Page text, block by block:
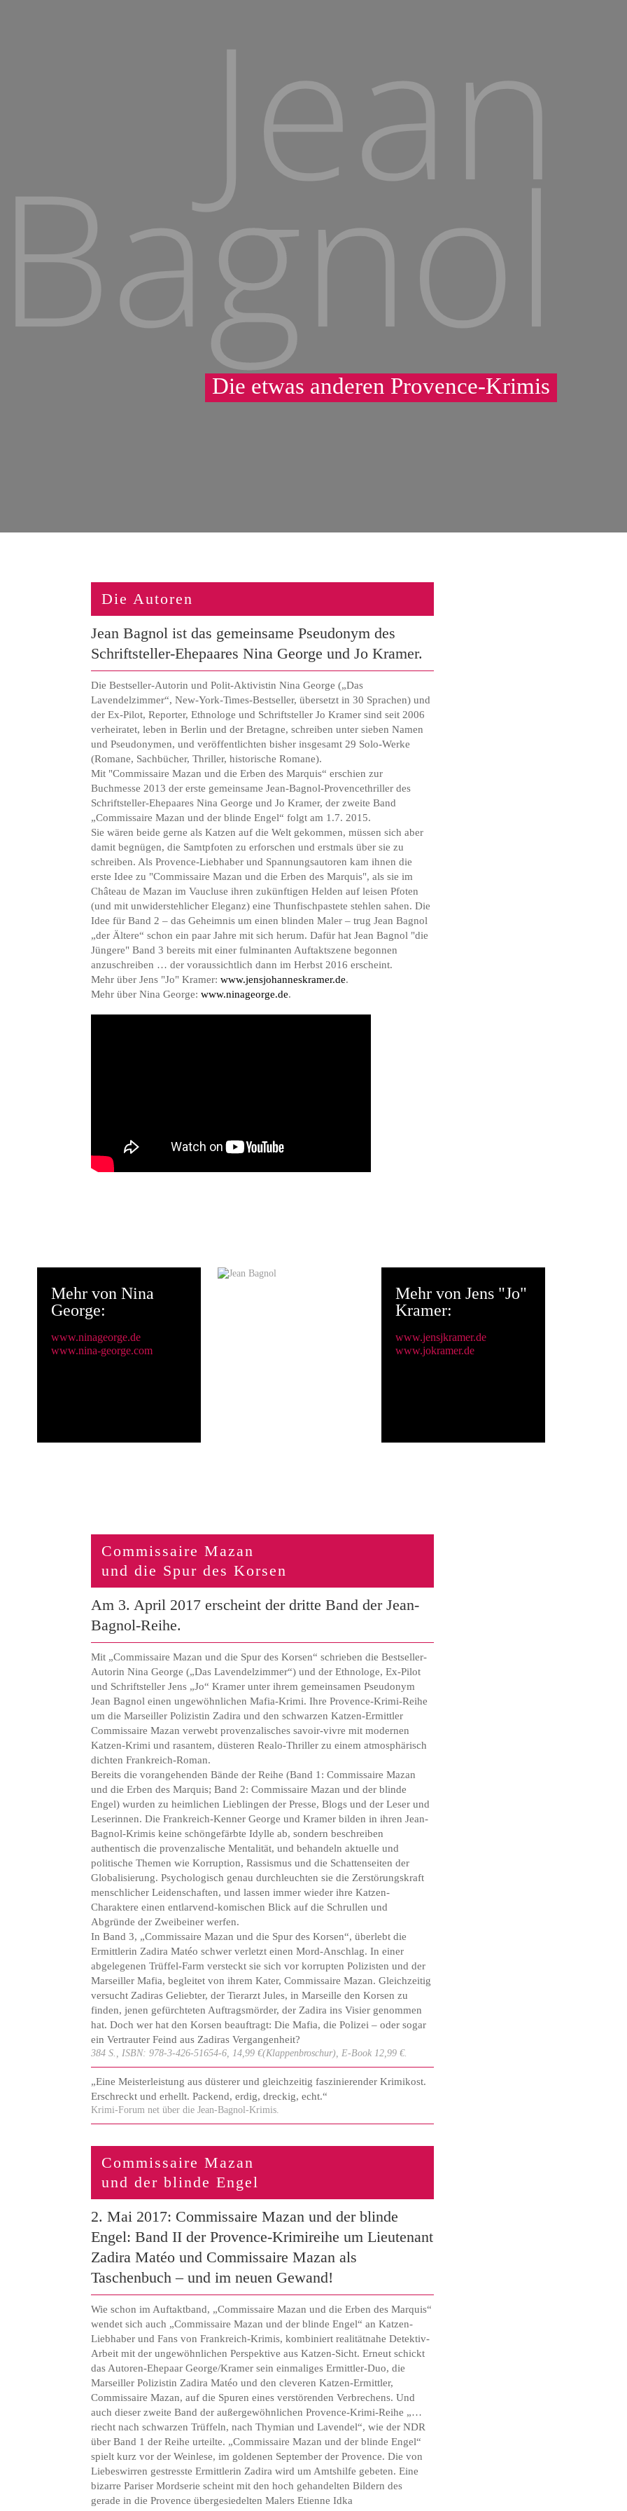
Jean
Bagnol
Die etwas anderen Provence-Krimis
Die Autoren
Jean Bagnol ist das gemeinsame Pseudonym des
Schriftsteller-Ehepaares Nina George und Jo Kramer.
Die Bestseller-Autorin und Polit-Aktivistin Nina George („Das
Lavendelzimmer“, New-York-Times-Bestseller, übersetzt in 30 Sprachen) und
der Ex-Pilot, Reporter, Ethnologe und Schriftsteller Jo Kramer sind seit 2006
verheiratet, leben in Berlin und der Bretagne, schreiben unter sieben Namen
und Pseudonymen, und veröffentlichten bisher insgesamt 29 Solo-Werke
(Romane, Sachbücher, Thriller, historische Romane).
Mit "Commissaire Mazan und die Erben des Marquis“ erschien zur
Buchmesse 2013 der erste gemeinsame Jean-Bagnol-Provencethriller des
Schriftsteller-Ehepaares Nina George und Jo Kramer, der zweite Band
„Commissaire Mazan und der blinde Engel“ folgt am 1.7. 2015.
Sie wären beide gerne als Katzen auf die Welt gekommen, müssen sich aber
damit begnügen, die Samtpfoten zu erforschen und erstmals über sie zu
schreiben. Als Provence-Liebhaber und Spannungsautoren kam ihnen die
erste Idee zu "Commissaire Mazan und die Erben des Marquis", als sie im
Château de Mazan im Vaucluse ihren zukünftigen Helden auf leisen Pfoten
(und mit unwiderstehlicher Eleganz) eine Thunfischpastete stehlen sahen. Die
Idee für Band 2 – das Geheimnis um einen blinden Maler – trug Jean Bagnol
„der Ältere“ schon ein paar Jahre mit sich herum. Dafür hat Jean Bagnol "die
Jüngere" Band 3 bereits mit einer fulminanten Auftaktszene begonnen
anzuschreiben … der voraussichtlich dann im Herbst 2016 erscheint.
Mehr über Jens "Jo" Kramer: www.jensjohanneskramer.de.
Mehr über Nina George: www.ninageorge.de.
Nina George
Mehr von Nina
George:
www.ninageorge.de
www.nina-george.com
Jens "Jo"
Kramer
Mehr von Jens "Jo"
Kramer:
www.jensjkramer.de
www.jokramer.de
Commissaire Mazan
und die Spur des Korsen
Am 3. April 2017 erscheint der dritte Band der Jean-
Bagnol-Reihe.
Mit „Commissaire Mazan und die Spur des Korsen“ schrieben die Bestseller-
Autorin Nina George („Das Lavendelzimmer“) und der Ethnologe, Ex-Pilot
und Schriftsteller Jens „Jo“ Kramer unter ihrem gemeinsamen Pseudonym
Jean Bagnol einen ungewöhnlichen Mafia-Krimi. Ihre Provence-Krimi-Reihe
um die Marseiller Polizistin Zadira und den schwarzen Katzen-Ermittler
Commissaire Mazan verwebt provenzalisches savoir-vivre mit modernen
Katzen-Krimi und rasantem, düsteren Realo-Thriller zu einem atmosphärisch
dichten Frankreich-Roman.
Bereits die vorangehenden Bände der Reihe (Band 1: Commissaire Mazan
und die Erben des Marquis; Band 2: Commissaire Mazan und der blinde
Engel) wurden zu heimlichen Lieblingen der Presse, Blogs und der Leser und
Leserinnen. Die Frankreich-Kenner George und Kramer bilden in ihren Jean-
Bagnol-Krimis keine schöngefärbte Idylle ab, sondern beschreiben
authentisch die provenzalische Mentalität, und behandeln aktuelle und
politische Themen wie Korruption, Rassismus und die Schattenseiten der
Globalisierung. Psychologisch genau durchleuchten sie die Zerstörungskraft
menschlicher Leidenschaften, und lassen immer wieder ihre Katzen-
Charaktere einen entlarvend-komischen Blick auf die Schrullen und
Abgründe der Zweibeiner werfen.
In Band 3, „Commissaire Mazan und die Spur des Korsen“, überlebt die
Ermittlerin Zadira Matéo schwer verletzt einen Mord-Anschlag. In einer
abgelegenen Trüffel-Farm versteckt sie sich vor korrupten Polizisten und der
Marseiller Mafia, begleitet von ihrem Kater, Commissaire Mazan. Gleichzeitig
versucht Zadiras Geliebter, der Tierarzt Jules, in Marseille den Korsen zu
finden, jenen gefürchteten Auftragsmörder, der Zadira ins Visier genommen
hat. Doch wer hat den Korsen beauftragt: Die Mafia, die Polizei – oder sogar
ein Vertrauter Feind aus Zadiras Vergangenheit?
384 S., ISBN: 978-3-426-51654-6, 14,99 €(Klappenbroschur), E-Book 12,99 €.
„Eine Meisterleistung aus düsterer und gleichzeitig faszinierender Krimikost.
Erschreckt und erhellt. Packend, erdig, dreckig, echt.“
Krimi-Forum net über die Jean-Bagnol-Krimis.
Commissaire Mazan
und der blinde Engel
2. Mai 2017: Commissaire Mazan und der blinde
Engel: Band II der Provence-Krimireihe um Lieutenant
Zadira Matéo und Commissaire Mazan als
Taschenbuch – und im neuen Gewand!
Wie schon im Auftaktband, „Commissaire Mazan und die Erben des Marquis“
wendet sich auch „Commissaire Mazan und der blinde Engel“ an Katzen-
Liebhaber und Fans von Frankreich-Krimis, kombiniert realitätnahe Detektiv-
Arbeit mit der ungewöhnlichen Perspektive aus Katzen-Sicht. Erneut schickt
das Autoren-Ehepaar George/Kramer sein einmaliges Ermittler-Duo, die
Marseiller Polizistin Zadira Matéo und den cleveren Katzen-Ermittler,
Commissaire Mazan, auf die Spuren eines verstörenden Verbrechens. Und
auch dieser zweite Band der außergewöhnlichen Provence-Krimi-Reihe „…
riecht nach schwarzen Trüffeln, nach Thymian und Lavendel“, wie der NDR
über Band 1 der Reihe urteilte. „Commissaire Mazan und der blinde Engel“
spielt kurz vor der Weinlese, im goldenen September der Provence. Die von
Liebeswirren gestresste Ermittlerin Zadira wird um Amtshilfe gebeten. Eine
bizarre Pariser Mordserie scheint mit den hoch gehandelten Bildern des
gerade in die Provence übergesiedelten Malers Etienne Idka